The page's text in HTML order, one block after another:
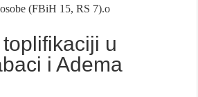
(FBiH 15, RS 7).o
u
i Adema